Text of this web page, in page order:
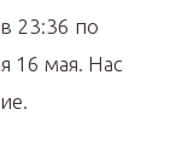
23:36 по
16 мая. Нас